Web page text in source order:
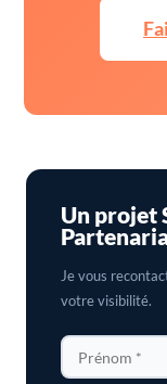
Un projet
Je vous
votre visibilité.